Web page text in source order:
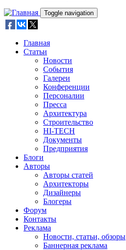
Toggle navigation
Главная
Статьи
Новости
События
Галереи
Конференции
Персоналии
Пресса
Архитектура
Строительство
HI-TECH
Документы
Предприятия
Блоги
Авторы
Авторы статей
Архитекторы
Дизайнеры
Блогеры
Форум
Контакты
Реклама
Новости, статьи, обзоры
Баннерная реклама